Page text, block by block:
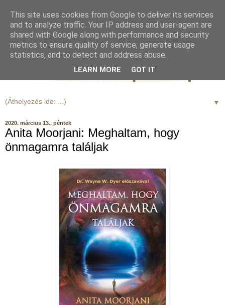
▼
2020. március 13., péntek
Anita Moorjani: Meghaltam, hogy
önmagamra találjak
This site uses cookies from Google to deliver its services
and to analyze traffic. Your IP address and user-agent are
shared with Google along with performance and security
metrics to ensure quality of service, generate usage
statistics, and to detect and address abuse.
LEARN MORE GOT IT